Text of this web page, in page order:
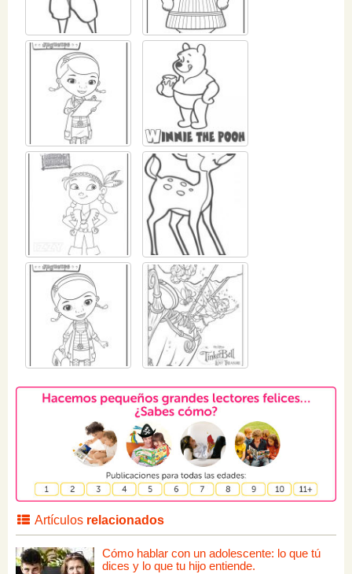
Artículos relacionados
Cómo hablar con un adolescente: lo que tú
dices y lo que tu hijo entiende.